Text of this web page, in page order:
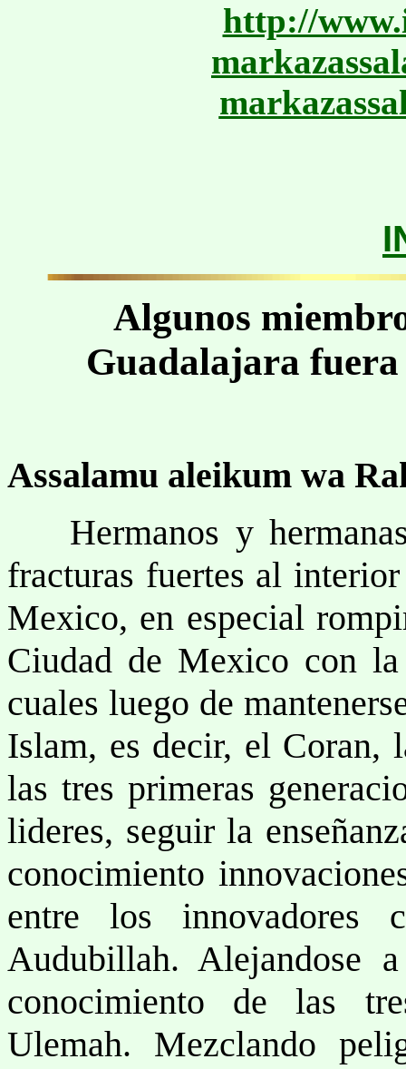
http://
Algunos
Guadalajara
Assalamu aleikum wa
Hermanos y
fracturas fuertes al
Mexico, en especial
Ciudad de Mexico con
cuales luego de
Islam, es decir, el Coran,
las tres primeras
lideres, seguir la
conocimiento
entre los innovadores
Audubillah. Alejandose
conocimiento de las
Ulemah. Mezclando